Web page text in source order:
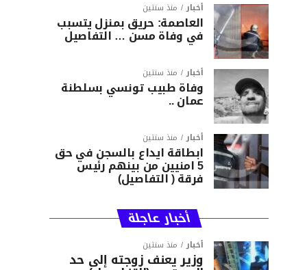
أخبار منذ سنتين
العاصمة: حريق بمنزل يتسبب
في وفاة مسن … التفاصيل
أخبار منذ سنتين
وفاة طبيب تونسي بسلطنة
عمان ..
أخبار منذ سنتين
ابطاقة ايداع بالسجن في حق
5 امنيين من بينهم رئيس
فرقة ( التفاصيل)
أخبار عاجلة
أخبار منذ سنتين
وزير يعنف زوجته إلى حد